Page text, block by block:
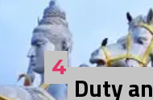
Duty
4